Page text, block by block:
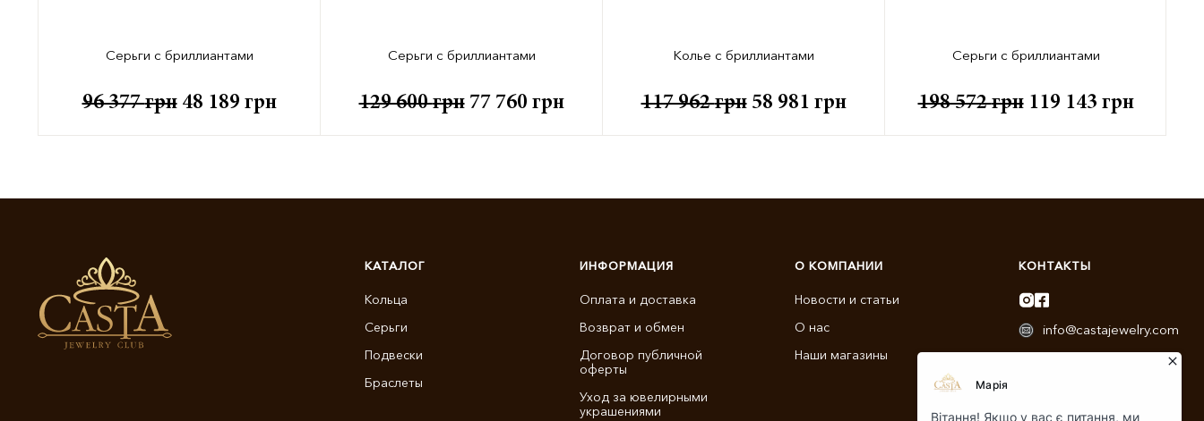
Серьги с бриллиантами
96 377грн 48 189 грн
Серьги с бриллиантами
129 600грн 77 760 грн
Колье с бриллиантами
117 962грн 58 981 грн
Серьги с бриллиантами
198 572грн 119 143 грн
КАТАЛОГ
Кольца
Серьги
Подвески
Браслеты
ИНФОРМАЦИЯ
Оплата и доставка
Возврат и обмен
Договор публичной
оферты
Уход за ювелирными
украшениями
О КОМПАНИИ
Новости и статьи
О нас
Наши магазины
КОНТАКТЫ
info@castajewelry.com